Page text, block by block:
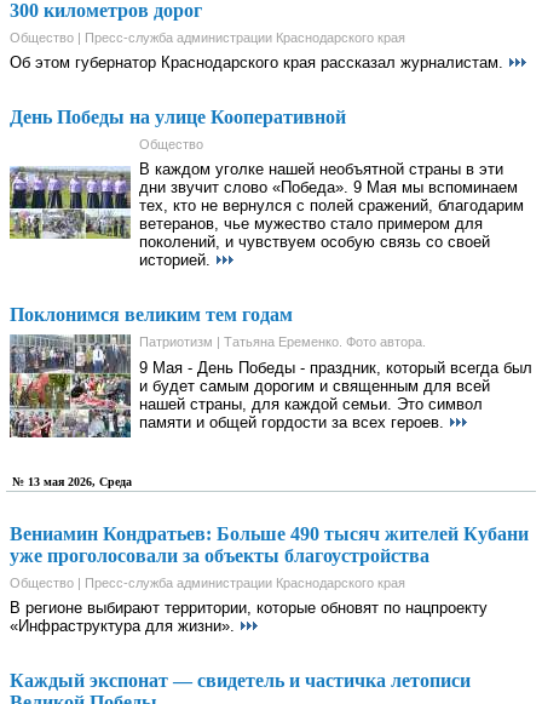
300 километров дорог
Общество | Пресс-служба администрации Краснодарского края
Об этом губернатор Краснодарского края рассказал журналистам.
День Победы на улице Кооперативной
Общество
В каждом уголке нашей необъятной страны в эти
дни звучит слово «Победа». 9 Мая мы вспоминаем
тех, кто не вернулся с полей сражений, благодарим
ветеранов, чье мужество стало примером для
поколений, и чувствуем особую связь со своей
историей.
Поклонимся великим тем годам
Патриотизм | Татьяна Еременко. Фото автора.
9 Мая - День Победы - праздник, который всегда был
и будет самым дорогим и священным для всей
нашей страны, для каждой семьи. Это символ
памяти и общей гордости за всех героев.
№ 13 мая 2026, Среда
Вениамин Кондратьев: Больше 490 тысяч жителей Кубани
уже проголосовали за объекты благоустройства
Общество | Пресс-служба администрации Краснодарского края
В регионе выбирают территории, которые обновят по нацпроекту
«Инфраструктура для жизни».
Каждый экспонат — свидетель и частичка летописи